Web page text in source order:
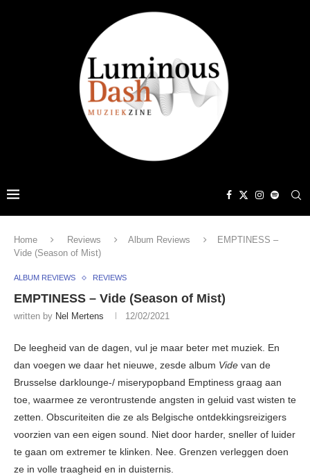
Home Reviews Album Reviews
EMPTINESS –
Vide (Season of Mist)
ALBUM REVIEWS REVIEWS
EMPTINESS – Vide (Season of Mist)
written by Nel Mertens 12/02/2021
De leegheid van de dagen, vul je maar beter met muziek. En
dan voegen we daar het nieuwe, zesde album Vide van de
Brusselse darklounge-/ miserypopband Emptiness graag aan
toe, waarmee ze verontrustende angsten in geluid vast wisten te
zetten. Obscuriteiten die ze als Belgische ontdekkingsreizigers
voorzien van een eigen sound. Niet door harder, sneller of luider
te gaan om extremer te klinken. Nee. Grenzen verleggen doen
ze in volle traagheid en in duisternis.